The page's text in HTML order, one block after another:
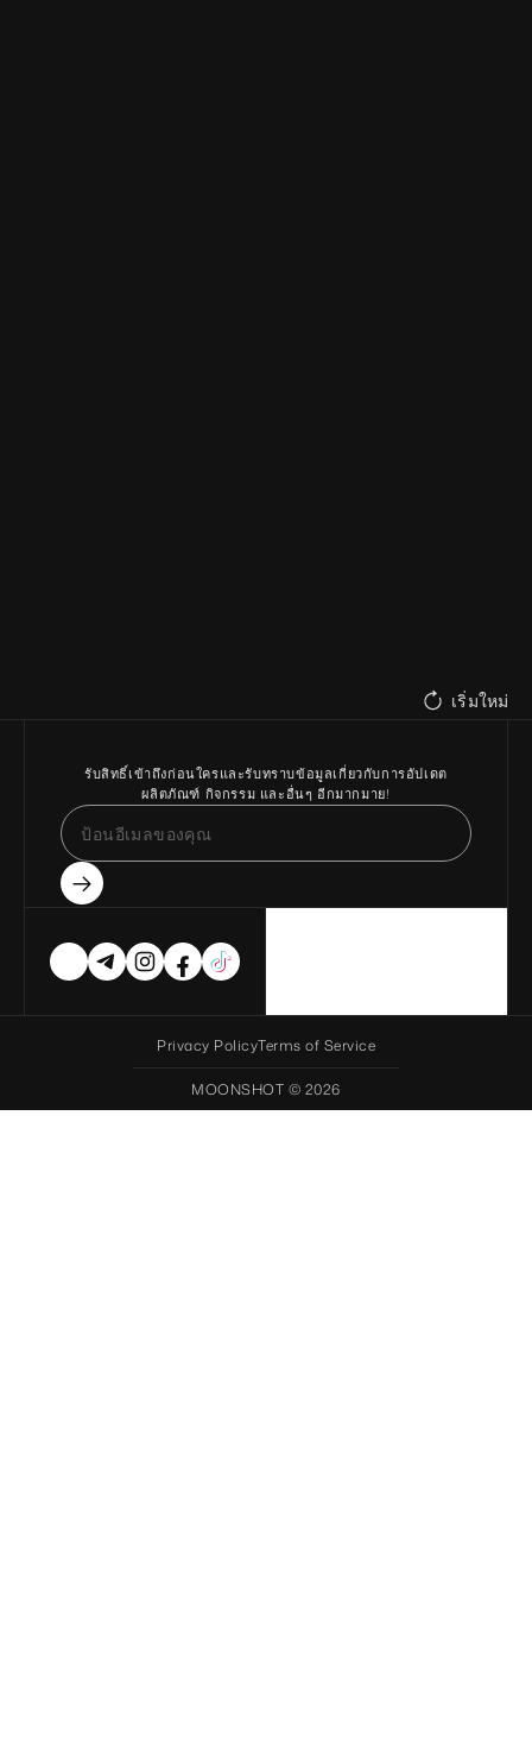
เริ่มใหม่
รับสิทธิ์เข้าถึงก่อนใครและรับทราบข้อมูลเกี่ยวกับการอัปเดต
ผลิตภัณฑ์ กิจกรรม และอื่นๆ อีกมากมาย!
Privacy PolicyTerms of Service
MOONSHOT © 2026